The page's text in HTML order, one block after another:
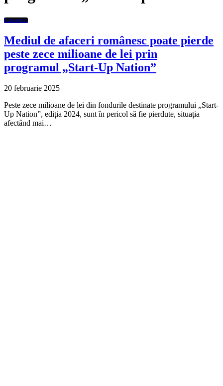
Economic
Mediul de afaceri românesc poate pierde
peste zece milioane de lei prin
programul „Start-Up Nation”
20 februarie 2025
Peste zece milioane de lei din fondurile destinate programului „Start-
Up Nation”, ediția 2024, sunt în pericol să fie pierdute, situația
afectând mai…